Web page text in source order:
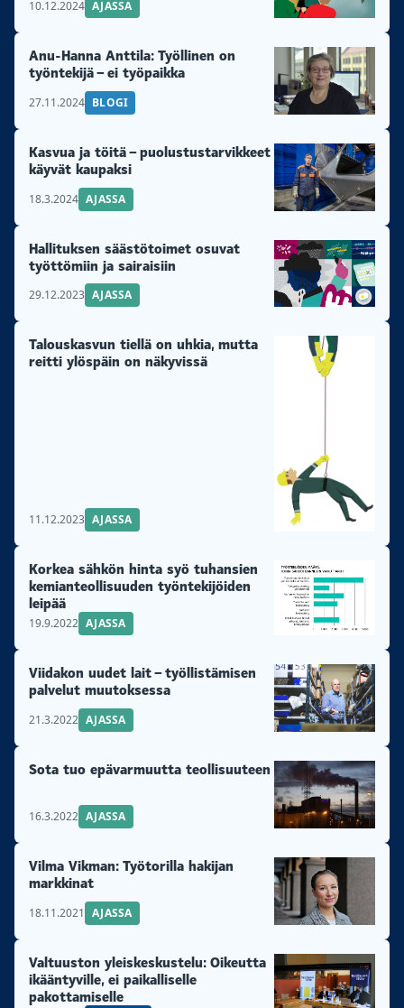
10.12.2024 AJASSA
Anu-Hanna Anttila: Työllinen on
työntekijä – ei työpaikka
27.11.2024 BLOGI
Kasvua ja töitä – puolustustarvikkeet
käyvät kaupaksi
18.3.2024 AJASSA
Hallituksen säästötoimet osuvat
työttömiin ja sairaisiin
29.12.2023 AJASSA
Talouskasvun tiellä on uhkia, mutta
reitti ylöspäin on näkyvissä
11.12.2023 AJASSA
Korkea sähkön hinta syö tuhansien
kemianteollisuuden työntekijöiden
leipää
19.9.2022 AJASSA
Viidakon uudet lait – työllistämisen
palvelut muutoksessa
21.3.2022 AJASSA
Sota tuo epävarmuutta teollisuuteen
16.3.2022 AJASSA
Vilma Vikman: Työtorilla hakijan
markkinat
18.11.2021 AJASSA
Valtuuston yleiskeskustelu: Oikeutta
ikääntyville, ei paikalliselle
pakottamiselle